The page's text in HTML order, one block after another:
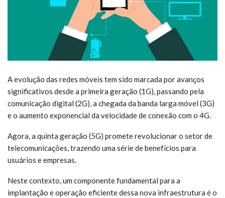
A evolução das redes móveis tem sido marcada por avanços
significativos desde a primeira geração (1G), passando pela
comunicação digital (2G), a chegada da banda larga móvel (3G)
e o aumento exponencial da velocidade de conexão com o 4G.
Agora, a quinta geração (5G) promete revolucionar o setor de
telecomunicações, trazendo uma série de benefícios para
usuários e empresas.
Neste contexto, um componente fundamental para a
implantação e operação eficiente dessa nova infraestrutura é o